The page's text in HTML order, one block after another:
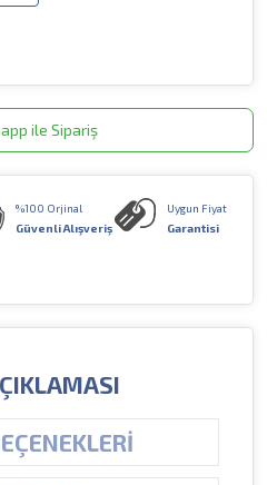
ile Sipariş
%100 Orjinal
Güvenli Alışveriş
Uygun Fiyat
Garantisi